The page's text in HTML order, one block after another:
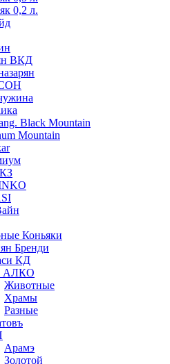
0,2 л.
ВКД
Black Mountain
Mountain
Коньяки
Бренди
КД
АЛКО
Животные
Храмы
Разные
Арамэ
Золотой